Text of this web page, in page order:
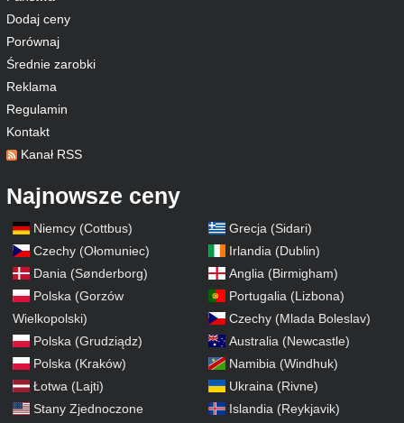
Dodaj ceny
Porównaj
Średnie zarobki
Reklama
Regulamin
Kontakt
Kanał RSS
Najnowsze ceny
Niemcy (Cottbus)
Czechy (Ołomuniec)
Dania (Sønderborg)
Polska (Gorzów
Wielkopolski)
Polska (Grudziądz)
Polska (Kraków)
Łotwa (Lajti)
Stany Zjednoczone
Grecja (Sidari)
Irlandia (Dublin)
Anglia (Birmigham)
Portugalia (Lizbona)
Czechy (Mlada Boleslav)
Australia (Newcastle)
Namibia (Windhuk)
Ukraina (Rivne)
Islandia (Reykjavik)